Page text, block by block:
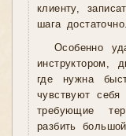
клиенту,
шага достаточно.
Особенно
инструктором,
где нужна
чувствуют
требующие
разбить